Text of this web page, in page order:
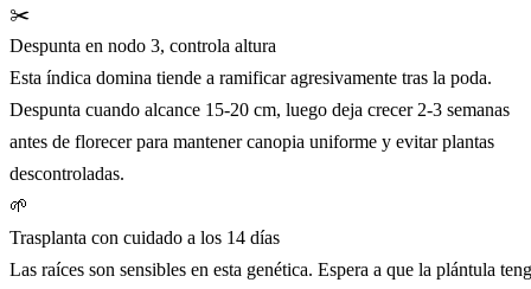
✂️
Despunta en nodo 3, controla altura
Esta índica domina tiende a ramificar agresivamente tras la poda.
Despunta cuando alcance 15-20 cm, luego deja crecer 2-3 semanas
antes de florecer para mantener canopia uniforme y evitar plantas
descontroladas.
🌱
Trasplanta con cuidado a los 14 días
Las raíces son sensibles en esta genética. Espera a que la plántula